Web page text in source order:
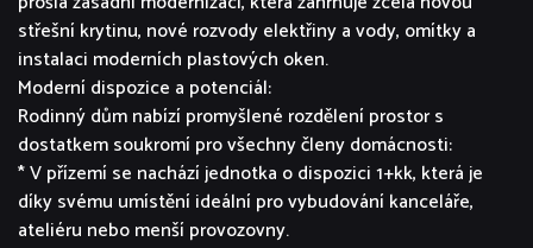
střešní krytinu, nové rozvody elektřiny a vody, omítky a
instalaci moderních plastových oken.
Moderní dispozice a potenciál:
Rodinný dům nabízí promyšlené rozdělení prostor s
dostatkem soukromí pro všechny členy domácnosti:
* V přízemí se nachází jednotka o dispozici 1+kk, která je
díky svému umístění ideální pro vybudování kanceláře,
ateliéru nebo menší provozovny.